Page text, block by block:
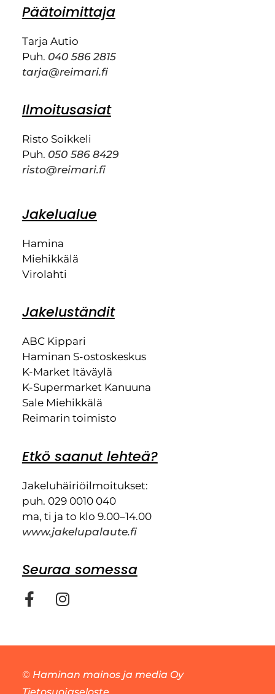
Päätoimittaja
Tarja Autio
Puh. 040 586 2815
tarja@reimari.fi
Ilmoitusasiat
Risto Soikkeli
Puh. 050 586 8429
risto@reimari.fi
Jakelualue
Hamina
Miehikkälä
Virolahti
Jakeluständit
ABC Kippari
Haminan S-ostoskeskus
K-Market Itäväylä
K-Supermarket Kanuuna
Sale Miehikkälä
Reimarin toimisto
Etkö saanut lehteä?
Jakeluhäiriöilmoitukset:
puh. 029 0010 040
ma, ti ja to klo 9.00–14.00
www.jakelupalaute.fi
Seuraa somessa
© Haminan mainos ja media Oy